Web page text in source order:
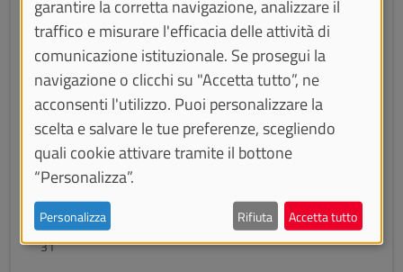
‹Mese precedente
Agosto 2026
lun mar mer gio ven sab
1
10
11 12 13 14
17
18
24
25 28 29
30
31
garantire la corretta navigazione, analizzare il
traffico e misurare l'efficacia delle attività di
comunicazione istituzionale. Se prosegui la
navigazione o clicchi su "Accetta tutto”, ne
acconsenti l'utilizzo. Puoi personalizzare la
scelta e salvare le tue preferenze, scegliendo
quali cookie attivare tramite il bottone
“Personalizza”.
Personalizza Rifiuta Accetta tutto